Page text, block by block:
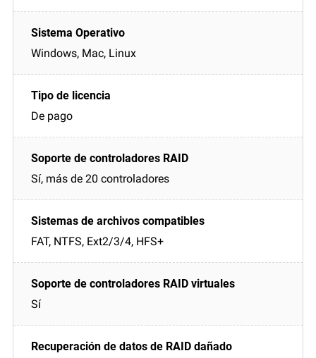
Windows, Mac, Linux
De pago
Sí, más de 20 controladores
FAT, NTFS, Ext2/3/4, HFS+
Sí